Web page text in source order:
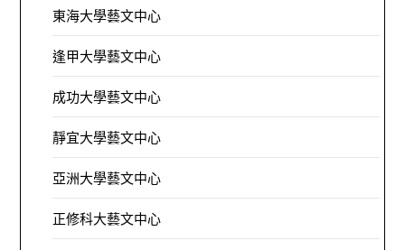
東海大學藝文中心
逢甲大學藝文中心
成功大學藝文中心
靜宜大學藝文中心
亞洲大學藝文中心
正修科大藝文中心